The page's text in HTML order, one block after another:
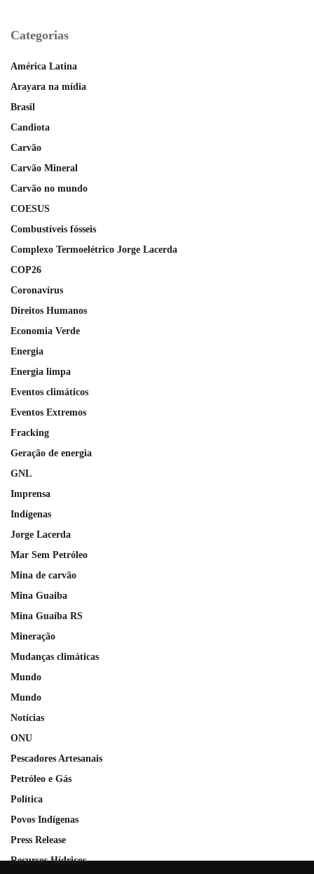
Categorias
América Latina
Arayara na mídia
Brasil
Candiota
Carvão
Carvão Mineral
Carvão no mundo
COESUS
Combustíveis fósseis
Complexo Termoelétrico Jorge Lacerda
COP26
Coronavírus
Direitos Humanos
Economia Verde
Energia
Energia limpa
Eventos climáticos
Eventos Extremos
Fracking
Geração de energia
GNL
Imprensa
Indígenas
Jorge Lacerda
Mar Sem Petróleo
Mina de carvão
Mina Guaiba
Mina Guaíba RS
Mineração
Mudanças climáticas
Mundo
Mundo
Notícias
ONU
Pescadores Artesanais
Petróleo e Gás
Política
Povos Indígenas
Press Release
Recursos Hídricos